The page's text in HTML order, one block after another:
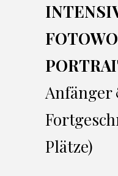
Anfänger
Plätze)